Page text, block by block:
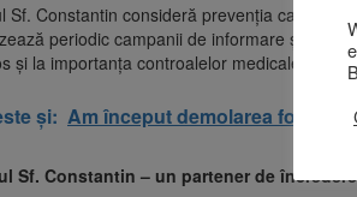
Sf. Constantin consideră prevenția ca fiind
periodic campanii de informare și
și la importanța controalelor medicale
și: Am început demolarea fostului
Sf. Constantin – un partener de